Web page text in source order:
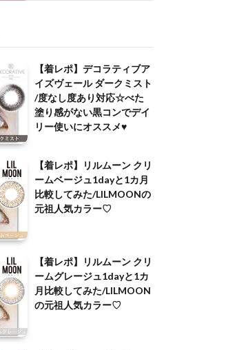
【着レポ】デコラティブア
イズヴェール ダークミスト
/度なし度あり対応☆べた
塗り感がない黒コンでデイ
リー使いにオススメ♥
【着レポ】リルムーン クリ
ームベージュ1dayと1カ月
比較してみた/LILMOONの
元祖人気カラー♡
【着レポ】リルムーン クリ
ームグレージュ1dayと1カ
月比較してみた/LILMOON
の元祖人気カラー♡